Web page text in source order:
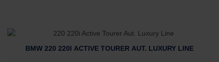
BMW 220 220I ACTIVE TOURER AUT. LUXURY LINE